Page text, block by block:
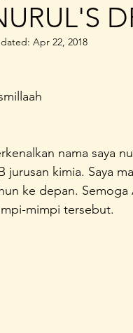
Perempuan dan
Lokal Mengglobal
Ibu Profesional Bunda
Pemimpin
Apr 22, 2018
nama saya
jurusan kimia. Saya
ke depan. Semoga
mimpi tersebut.